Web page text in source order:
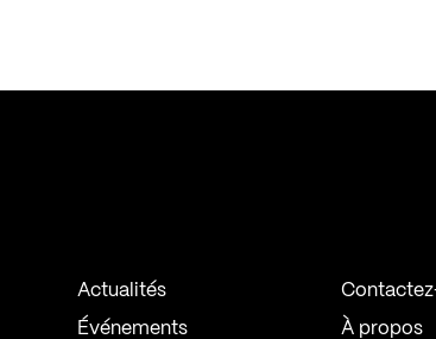
Actualités
Événements À propos